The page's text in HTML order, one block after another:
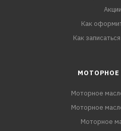
Акции
Как
Как
МОТОРНОЕ
Моторное
Моторное
Моторное